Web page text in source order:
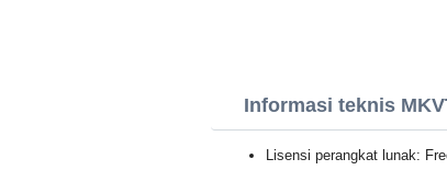
Informasi teknis
Lisensi perangkat lunak: